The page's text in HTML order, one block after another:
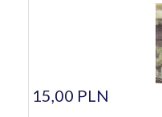
15,00 PLN